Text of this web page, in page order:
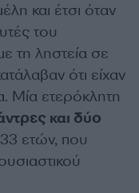
και έτσι όταν
του
τη ληστεία σε
ότι είχαν
Μία ετερόκλητη
και δύο
ετών, που